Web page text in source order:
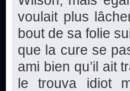
voulait plus
bout de sa folie
que la cure se
ami bien qu’il ait
le trouva idiot